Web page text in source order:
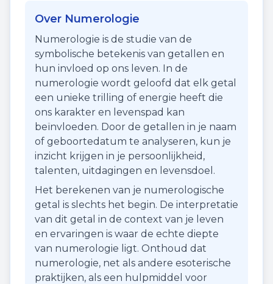
Over Numerologie
Numerologie is de studie van de
symbolische betekenis van getallen en
hun invloed op ons leven. In de
numerologie wordt geloofd dat elk getal
een unieke trilling of energie heeft die
ons karakter en levenspad kan
beïnvloeden. Door de getallen in je naam
of geboortedatum te analyseren, kun je
inzicht krijgen in je persoonlijkheid,
talenten, uitdagingen en levensdoel.
Het berekenen van je numerologische
getal is slechts het begin. De interpretatie
van dit getal in de context van je leven
en ervaringen is waar de echte diepte
van numerologie ligt. Onthoud dat
numerologie, net als andere esoterische
praktijken, als een hulpmiddel voor